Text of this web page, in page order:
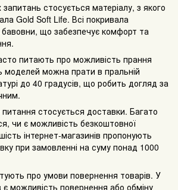
стосується матеріалу, з якого
Gold Soft Life. Всі покривала
бавовни, що забезпечує комфорт та
питають про можливість прання
моделей можна прати в пральній
до 40 градусів, що робить догляд за
стосується доставки. Багато
чи є можливість безкоштовної
інтернет-магазинів пропонують
при замовленні на суму понад 1000
про умови повернення товарів. У
є можливість повернення або обміну